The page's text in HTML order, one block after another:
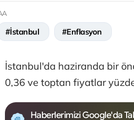
#İstanbul #Enflasyon
İstanbul'da haziranda bir
0,36 ve toptan fiyatlar
Haberlerimizi Google'da